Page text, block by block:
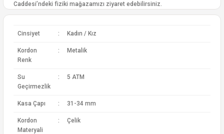
Caddesi’ndeki fiziki mağazamızı ziyaret edebilirsiniz.
Cinsiyet : Kadın / Kız
Kordon
Renk
: Metalik
Su
Geçirmezlik
: 5 ATM
Kasa Çapı : 31-34 mm
Kordon
Materyali
: Çelik